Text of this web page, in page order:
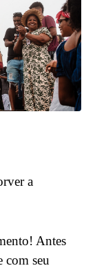
a
Antes
com seu